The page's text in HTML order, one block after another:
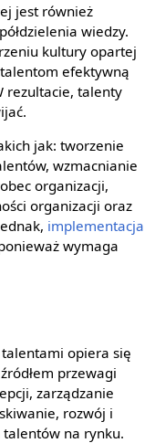
jest również
wiedzy.
kultury opartej
efektywną
rezultacie, talenty
jak: tworzenie
wzmacnianie
organizacji,
organizacji oraz
implementacja
wymaga
opiera się
przewagi
zarządzanie
rozwój i
na rynku.